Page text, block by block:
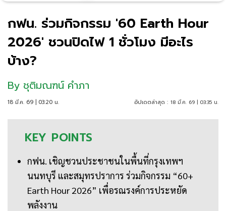
กฟน. ร่วมกิจกรรม '60 Earth Hour
2026' ชวนปิดไฟ 1 ชั่วโมง มีอะไร
บ้าง?
By ชุติมณฑน์ คำภา
18 มี.ค. 69 | 03:20 น. อัปเดตล่าสุด : 18 มี.ค. 69 | 03:35 น.
KEY POINTS
กฟน. เชิญชวนประชาชนในพื้นที่กรุงเทพฯ
นนทบุรี และสมุทรปราการ ร่วมกิจกรรม “60+
Earth Hour 2026” เพื่อรณรงค์การประหยัด
พลังงาน